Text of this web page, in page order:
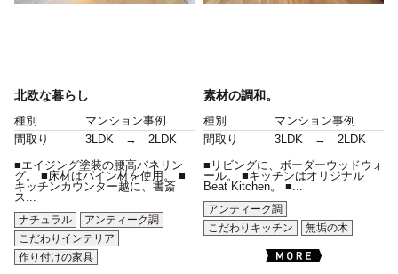
北欧な暮らし
種別
マンション事例
間取り
3LDK → 2LDK
■エイジング塗装の腰高パネリン
グ。 ■床材はパイン材を使用。 ■
キッチンカウンター越に、書斎
ス...
ナチュラル
アンティーク調
こだわりインテリア
作り付けの家具
素材の調和。
種別
マンション事例
間取り
3LDK → 2LDK
■リビングに、ボーダーウッドウォ
ール。 ■キッチンはオリジナル
Beat Kitchen。 ■...
アンティーク調
こだわりキッチン
無垢の木